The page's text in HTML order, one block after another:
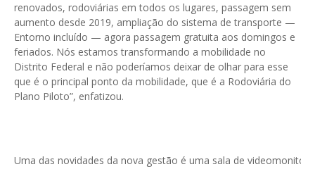
renovados, rodoviárias em todos os lugares, passagem sem
aumento desde 2019, ampliação do sistema de transporte —
Entorno incluído — agora passagem gratuita aos domingos e
feriados. Nós estamos transformando a mobilidade no
Distrito Federal e não poderíamos deixar de olhar para esse
que é o principal ponto da mobilidade, que é a Rodoviária do
Plano Piloto”, enfatizou.
Uma das novidades da nova gestão é uma sala de